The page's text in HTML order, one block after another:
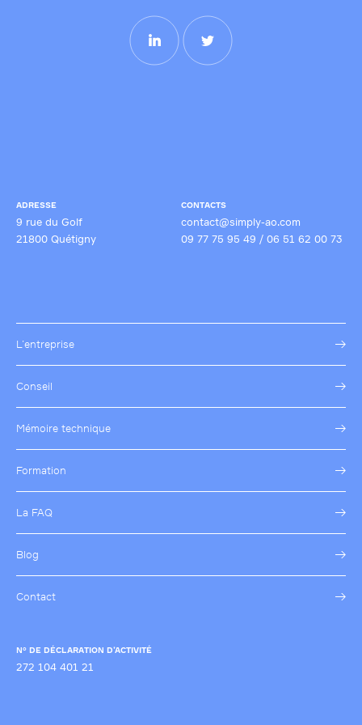
des secteurs techniques ou réglementés.
ADRESSE
9 rue du Golf
21800 Quétigny
CONTACTS
contact@simply-ao.com
09 77 75 95 49 / 06 51 62 00 73
N° DE DÉCLARATION D’ACTIVITÉ
272 104 401 21
L’entreprise
Conseil
Mémoire technique
Formation
La FAQ
Blog
Contact